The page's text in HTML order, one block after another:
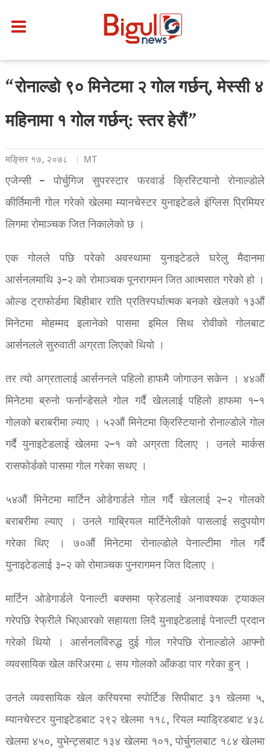
“रोनाल्डो ९० मिनेटमा २ गोल गर्छन्, मेस्सी ४
महिनामा १ गोल गर्छन्: स्तर हेरौं”
मङि्सर १७, २०७८ MT
एजेन्सी – पोर्चुगिज सुपरस्टार फरवार्ड क्रिस्टियानो रोनाल्डोले
कीर्तिमानी गोल गरेको खेलमा म्यानचेस्टर युनाइटेडले इंग्लिस प्रिमियर
लिगमा रोमाञ्चक जित निकालेको छ ।
एक गोलले पछि परेको अवस्थामा युनाइटेडले घरेलु मैदानमा
आर्सनलमाथि ३–२ को रोमाञ्चक पूनरागमन जित आत्मसात गरेको हो ।
ओल्ड ट्राफोर्डमा बिहीबार राति प्रतिस्पर्धात्मक बनको खेलको १३औं
मिनेटमा मोहम्मद इलानेको पासमा इमिल सिथ रोवीको गोलबाट
आर्सनलले सुरुवाती अग्रता लिएको थियो ।
तर त्यो अग्रतालाई आर्सननले पहिलो हाफमै जोगाउन सकेन । ४४औं
मिनेटमा ब्रुनो फर्नान्डेसले गोल गर्दै खेललाई पहिलो हाफमा १–१
गोलको बराबरीमा ल्याए । ५२औं मिनेटमा क्रिस्टियानो रोनाल्डोले गोल
गर्दै युनाइटेडलाई खेलमा २–१ को अग्रता दिलाए । उनले मार्कस
रासफोर्डको पासमा गोल गरेका सथए ।
५४औं मिनेटमा मार्टिन ओडेगार्डले गोल गर्दै खेललाई २–२ गोलको
बराबरीमा ल्याए । उनले गाब्रियल मार्टिनेलीको पासलाई सदुपयोग
गरेका थिए । ७०औं मिनेटमा रोनाल्डोले पेनाल्टीमा गोल गर्दै
युनाइटेडलाई ३–२ को रोमाञ्चक पुनरागमन जित दिलाए ।
मार्टिन ओडेगार्डले पेनाल्टी बक्समा फ्रेडलाई अनावश्यक ट्याकल
गरेपछि रेफ्रीले भिएआरको सहायता लिदै युनाइटेडलाई पेनाल्टी प्रदान
गरेको थियो । आर्सनलविरुद्ध दुई गोल गरेपछि रोनाल्डोले आफ्नो
व्यवसायिक खेल करिअरमा ८ सय गोलको आँकडा पार गरेका हुन् ।
उनले व्यवसायिक खेल करियरमा स्पोर्टिङ सिपीबाट ३१ खेलमा ५,
म्यानचेस्टर युनाइटेडबाट २९२ खेलमा ११८, रियल म्याड्रिडबाट ४३८
खेलमा ४५०, युभेन्ट्सबाट १३४ खेलमा १०१, पोर्चुगलबाट १८४ खेलमा